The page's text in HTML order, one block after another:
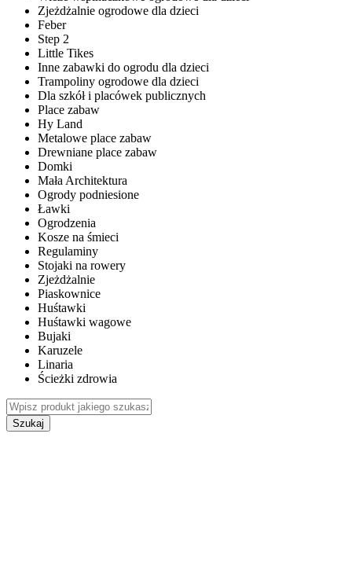
Zjeżdżalnie ogrodowe dla dzieci
Feber
Step 2
Little Tikes
Inne zabawki do ogrodu dla dzieci
Trampoliny ogrodowe dla dzieci
Dla szkół i placówek publicznych
Place zabaw
Hy Land
Metalowe place zabaw
Drewniane place zabaw
Domki
Mała Architektura
Ogrody podniesione
Ławki
Ogrodzenia
Kosze na śmieci
Regulaminy
Stojaki na rowery
Zjeżdżalnie
Piaskownice
Huśtawki
Huśtawki wagowe
Bujaki
Karuzele
Linaria
Ścieżki zdrowia
Szukaj